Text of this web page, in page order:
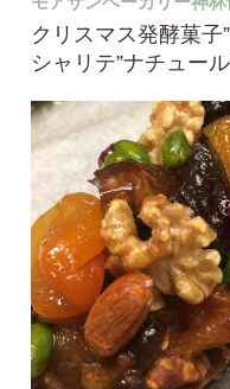
クリスマス発酵菓子
シャリテ”ナチュール